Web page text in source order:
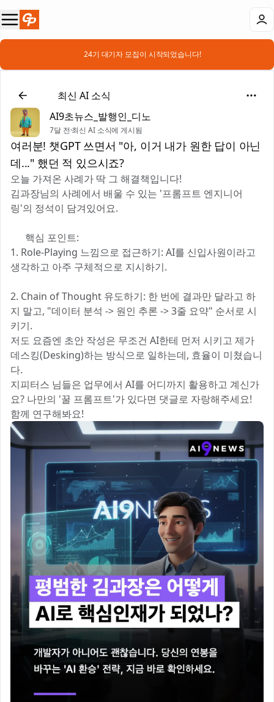
📣 24기 대기자 모집이 시작되었습니다!
📰최신 AI 소식
AI9초뉴스_발행인_디노
7달 전·최신 AI 소식에 게시됨
여러분! 챗GPT 쓰면서 "아, 이거 내가 원한 답이 아닌
데..." 했던 적 있으시죠?
오늘 가져온 사례가 딱 그 해결책입니다!
김과장님의 사례에서 배울 수 있는 '프롬프트 엔지니어
링'의 정석이 담겨있어요.
🔑 핵심 포인트:
1. Role-Playing 느낌으로 접근하기: AI를 신입사원이라고
생각하고 아주 구체적으로 지시하기.
2. Chain of Thought 유도하기: 한 번에 결과만 달라고 하
지 말고, "데이터 분석 -> 원인 추론 -> 3줄 요약" 순서로 시
키기.
저도 요즘엔 초안 작성은 무조건 AI한테 먼저 시키고 제가
데스킹(Desking)하는 방식으로 일하는데, 효율이 미쳤습니
다. 🚀
지피터스 님들은 업무에서 AI를 어디까지 활용하고 계신가
요? 나만의 '꿀 프롬프트'가 있다면 댓글로 자랑해주세요!
함께 연구해봐요!